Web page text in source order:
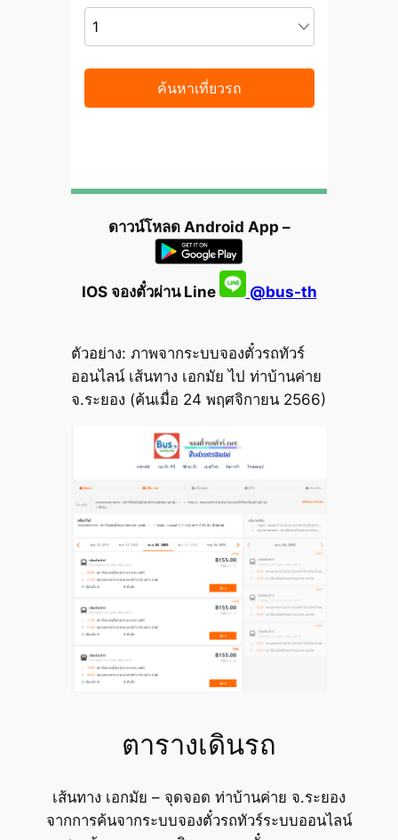
ดาวน์โหลด Android App –
IOS จองตั๋วผ่าน Line @bus-th
ตัวอย่าง: ภาพจากระบบจองตั๋วรถทัวร์
ออนไลน์ เส้นทาง เอกมัย ไป ท่าบ้านค่าย
จ.ระยอง (ค้นเมื่อ 24 พฤศจิกายน 2566)
ตารางเดินรถ
เส้นทาง เอกมัย – จุดจอด ท่าบ้านค่าย จ.ระยอง
จากการค้นจากระบบจองตั๋วรถทัวร์ระบบออนไลน์